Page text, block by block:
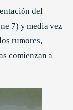
del
7) y media vez
rumores,
comienzan a